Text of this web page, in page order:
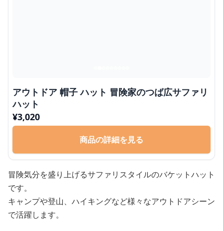
アウトドア 帽子 ハット 冒険家のつば広サファリ
ハット
¥3,020
商品の詳細を見る
冒険気分を盛り上げるサファリスタイルのバケットハット
です。
キャンプや登山、ハイキングなど様々なアウトドアシーン
で活躍します。